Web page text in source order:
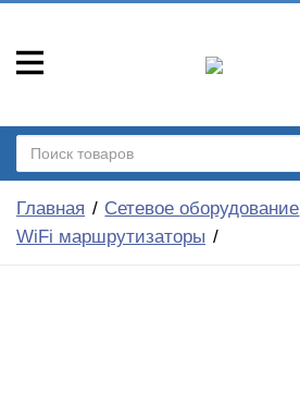
Главная
Сетевое оборудование
WiFi маршрутизаторы